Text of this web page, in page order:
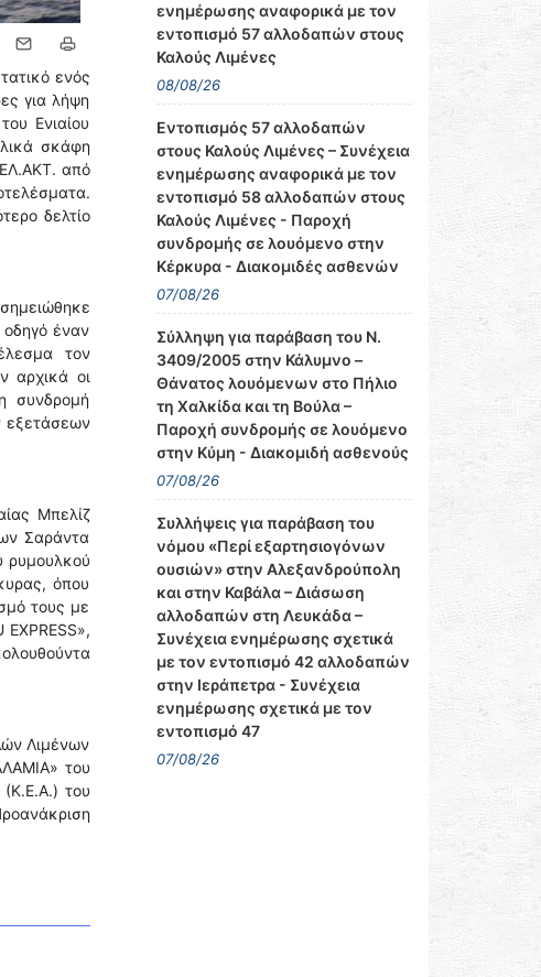
ενός
για λήψη
Ενιαίου
σκάφη
από
δελτίο
έναν
τον
αρχικά οι
συνδρομή
εξετάσεων
Μπελίζ
Σαράντα
ρυμουλκού
όπου
τους με
Λιμένων
του
(Κ.Ε.Α.) του
ενημέρωσης αναφορικά με τον
εντοπισμό 57 αλλοδαπών στους
Καλούς Λιμένες
08/08/26
Εντοπισμός 57 αλλοδαπών
στους Καλούς Λιμένες – Συνέχεια
ενημέρωσης αναφορικά με τον
εντοπισμό 58 αλλοδαπών στους
Καλούς Λιμένες - Παροχή
συνδρομής σε λουόμενο στην
Κέρκυρα - Διακομιδές ασθενών
07/08/26
Σύλληψη για παράβαση του Ν.
3409/2005 στην Κάλυμνο –
Θάνατος λουόμενων στο Πήλιο
τη Χαλκίδα και τη Βούλα –
Παροχή συνδρομής σε λουόμενο
στην Κύμη - Διακομιδή ασθενούς
07/08/26
Συλλήψεις για παράβαση του
νόμου «Περί εξαρτησιογόνων
ουσιών» στην Αλεξανδρούπολη
και στην Καβάλα – Διάσωση
αλλοδαπών στη Λευκάδα –
Συνέχεια ενημέρωσης σχετικά
με τον εντοπισμό 42 αλλοδαπών
στην Ιεράπετρα - Συνέχεια
ενημέρωσης σχετικά με τον
εντοπισμό 47
07/08/26